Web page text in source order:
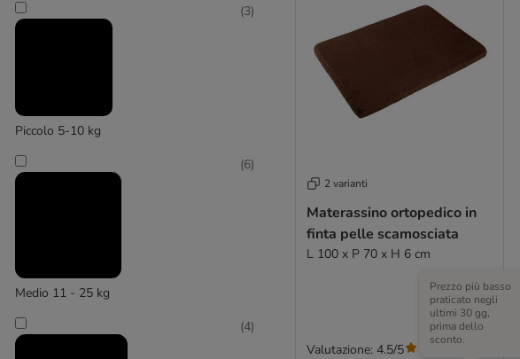
Piccolo 5-10 kg
(3)
Medio 11 - 25 kg
(6)
(4)
2 varianti
Materassino ortopedico in
finta pelle scamosciata
L 100 x P 70 x H 6 cm
Prezzo più basso
praticato negli
ultimi 30 gg,
prima dello
sconto.
Valutazione: 4.5/5